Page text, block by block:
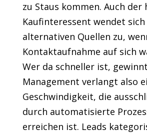
zu Staus kommen. Auch der
Kaufinteressent wendet sich
alternativen Quellen zu,
Kontaktaufnahme auf sich
Wer da schneller ist,
Management verlangt also
Geschwindigkeit, die
durch automatisierte
erreichen ist. Leads